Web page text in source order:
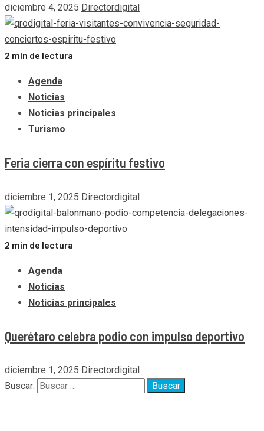
diciembre 4, 2025 Directordigital
2 min de lectura
Agenda
Noticias
Noticias principales
Turismo
Feria cierra con espíritu festivo
diciembre 1, 2025 Directordigital
2 min de lectura
Agenda
Noticias
Noticias principales
Querétaro celebra podio con impulso deportivo
diciembre 1, 2025 Directordigital
Buscar: